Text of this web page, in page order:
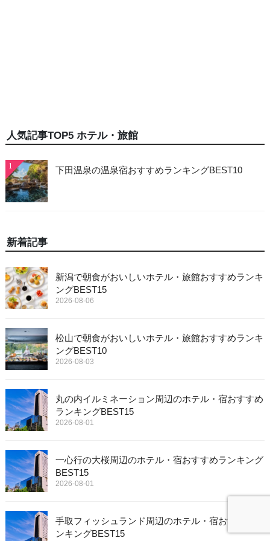
人気記事TOP5 ホテル・旅館
1 下田温泉の温泉宿おすすめランキングBEST10
新着記事
新潟で朝食がおいしいホテル・旅館おすすめランキ
ングBEST15
2026-08-06
松山で朝食がおいしいホテル・旅館おすすめランキ
ングBEST10
2026-08-03
丸の内イルミネーション周辺のホテル・宿おすすめ
ランキングBEST15
2026-08-01
一心行の大桜周辺のホテル・宿おすすめランキング
BEST15
2026-08-01
手取フィッシュランド周辺のホテル・宿おすすめラ
ンキングBEST15